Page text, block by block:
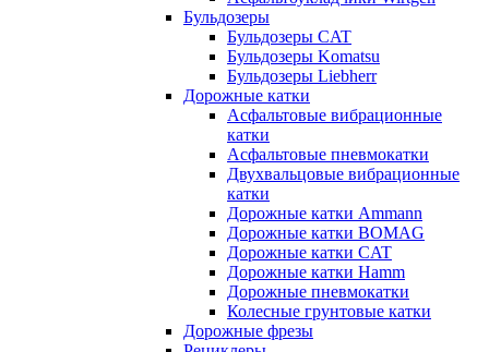
Бульдозеры
Бульдозеры CAT
Бульдозеры Komatsu
Бульдозеры Liebherr
Дорожные катки
Асфальтовые вибрационные
катки
Асфальтовые пневмокатки
Двухвальцовые вибрационные
катки
Дорожные катки Ammann
Дорожные катки BOMAG
Дорожные катки CAT
Дорожные катки Hamm
Дорожные пневмокатки
Колесные грунтовые катки
Дорожные фрезы